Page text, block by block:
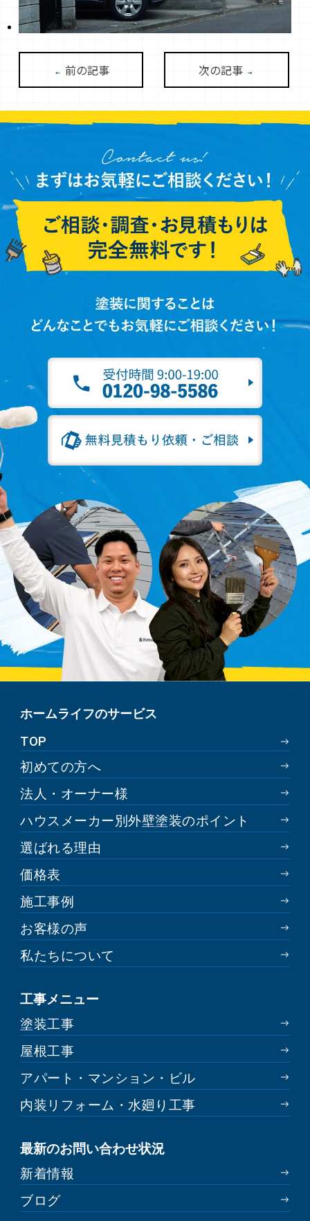
← 前の記事 次の記事 →
ホームライフのサービス
TOP
初めての方へ
法人・オーナー様
ハウスメーカー別外壁塗装のポイント
選ばれる理由
価格表
施工事例
お客様の声
私たちについて
工事メニュー
塗装工事
屋根工事
アパート・マンション・ビル
内装リフォーム・水廻り工事
最新のお問い合わせ状況
新着情報
ブログ